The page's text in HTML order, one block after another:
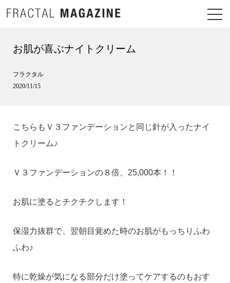
お肌が喜ぶナイトクリーム
フラクタル
2020/11/15
こちらもＶ３ファンデーションと同じ針が入ったナイ
トクリーム♪
Ｖ３ファンデーションの８倍、25,000本！！
お肌に塗るとチクチクします！
保湿力抜群で、翌朝目覚めた時のお肌がもっちりふわ
ふわ♪
特に乾燥が気になる部分だけ塗ってケアするのもおす